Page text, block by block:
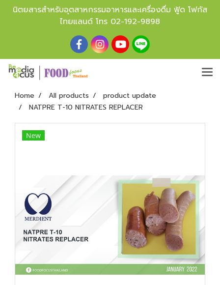
นิตยสารสำหรับอุตสาหกรรมอาหารและเครื่องดื่ม ฟู้ด โฟกัส
ไทยแลนด์ โทร 02-192-9898
Home All products
product update
NATPRE T-10 NITRATES REPLACER
New